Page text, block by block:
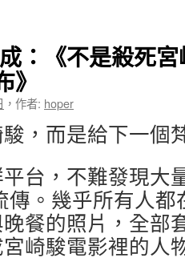
：《不是殺死
， 作者: hoper
駿，而是給下一個
台，不難發現大
傳。幾乎所有人都
餐的照片，全部
崎駿電影裡的人